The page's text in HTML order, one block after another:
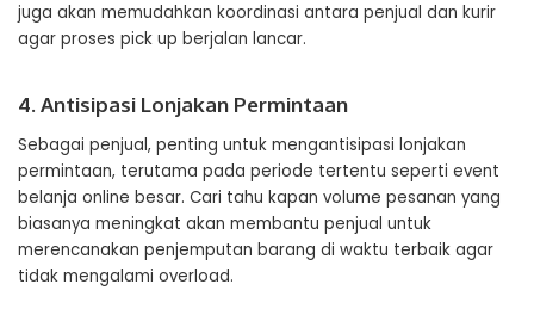
juga akan memudahkan koordinasi antara penjual dan kurir
agar proses pick up berjalan lancar.
4. Antisipasi Lonjakan Permintaan
Sebagai penjual, penting untuk mengantisipasi lonjakan
permintaan, terutama pada periode tertentu seperti event
belanja online besar. Cari tahu kapan volume pesanan yang
biasanya meningkat akan membantu penjual untuk
merencanakan penjemputan barang di waktu terbaik agar
tidak mengalami overload.